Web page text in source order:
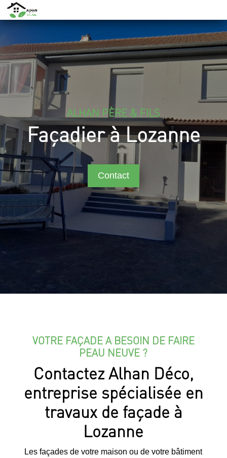
ALHAN PÈRE & FILS
Façadier à Lozanne
Contact
VOTRE FAÇADE A BESOIN DE FAIRE
PEAU NEUVE ?
Contactez Alhan Déco,
entreprise spécialisée en
travaux de façade à
Lozanne
Les façades de votre maison ou de votre bâtiment